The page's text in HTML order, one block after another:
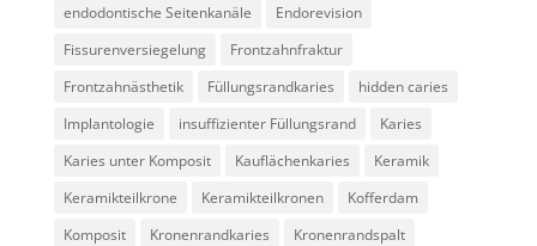
endodontische Seitenkanäle
Endorevision
Fissurenversiegelung
Frontzahnfraktur
Frontzahnästhetik
Füllungsrandkaries
hidden caries
Implantologie
insuffizienter Füllungsrand
Karies
Karies unter Komposit
Kauflächenkaries
Keramik
Keramikteilkrone
Keramikteilkronen
Kofferdam
Komposit
Kronenrandkaries
Kronenrandspalt